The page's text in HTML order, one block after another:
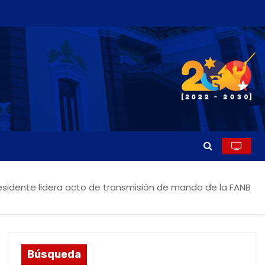
lidera acto de transmisión de mando de la FANB
Búsqueda